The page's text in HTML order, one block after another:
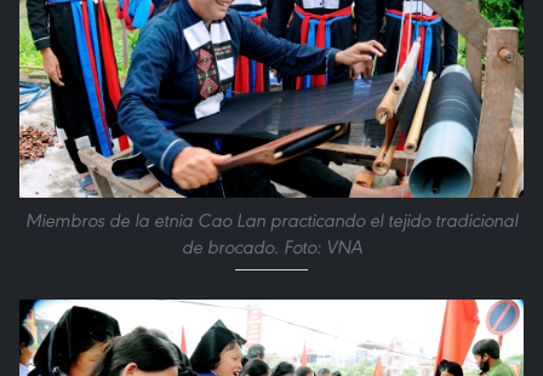
Miembros de la etnia Cao Lan practicando el tejido tradicional
de brocado. Foto: VNA